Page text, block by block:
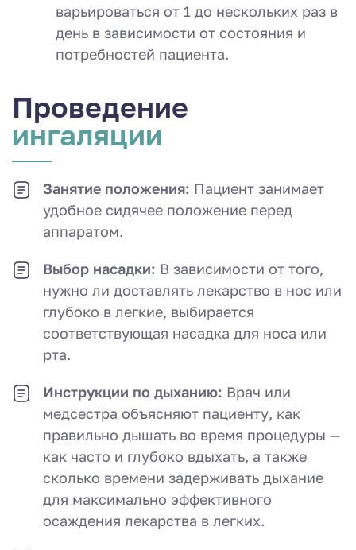
варьироваться от 1 до нескольких раз в
день в зависимости от состояния и
потребностей пациента.
Проведение
ингаляции
Занятие положения: Пациент занимает
удобное сидячее положение перед
аппаратом.
Выбор насадки: В зависимости от того,
нужно ли доставлять лекарство в нос или
глубоко в легкие, выбирается
соответствующая насадка для носа или
рта.
Инструкции по дыханию: Врач или
медсестра объясняют пациенту, как
правильно дышать во время процедуры —
как часто и глубоко вдыхать, а также
сколько времени задерживать дыхание
для максимально эффективного
осаждения лекарства в легких.